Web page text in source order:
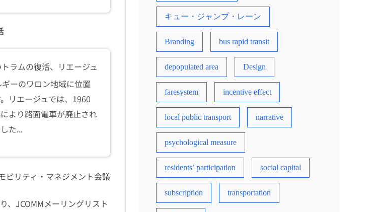
ラムの復活、リエージュ
ーのワロン地域に位置
リエージュでは、1960
より路面電車が廃止され
た...
ビリティ・マネジメント会議
、JCOMMメーリングリスト
キュー・ジャンプ・レーン
Branding bus rapid transit
depopulated area Design
faresystem incentive effect
local public transport narrative
psychological measure
residents’ participation social capital
subscription transportation